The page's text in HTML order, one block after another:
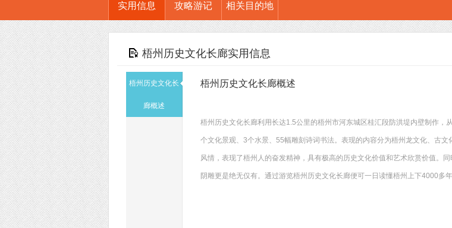
实用信息 攻略游记 相关目的地
梧州历史文化长廊实用信息
梧州历史文化长
廊概述
梧州历史文化长廊概述
梧州历史文化长廊利用长达1.5公里的梧州市河东城区桂汇段防洪堤内壁制作
个文化景观、3个水景、55幅雕刻诗词书法。表现的内容分为梧州龙文化、古
风情，表现了梧州人的奋发精神，具有极高的历史文化价值和艺术欣赏价值。
阴雕更是绝无仅有。通过游览梧州历史文化长廊便可一日读懂梧州上下4000多年